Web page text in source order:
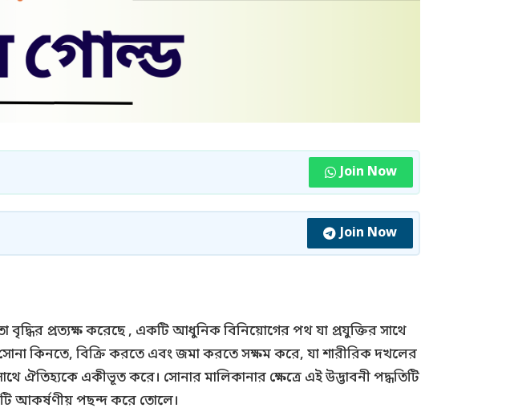
Join Now
Join Now
প্রত্যক্ষ করেছে , একটি আধুনিক বিনিয়োগের পথ যা প্রযুক্তির সাথে
সোনা কিনতে, বিক্রি করতে এবং জমা করতে সক্ষম করে, যা শারীরিক দখলের
ঐতিহ্যকে একীভূত করে। সোনার মালিকানার ক্ষেত্রে এই উদ্ভাবনী পদ্ধতিটি
আকর্ষণীয় পছন্দ করে তোলে।